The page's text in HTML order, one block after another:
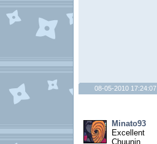
08-05-2010 17:24:07
Minato93
Excellent
Chuunin